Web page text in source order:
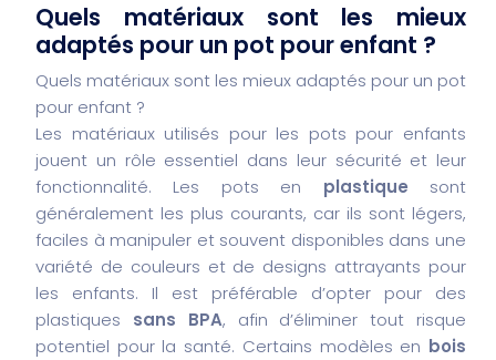
Quels matériaux sont les mieux
adaptés pour un pot pour enfant ?
Quels matériaux sont les mieux adaptés pour un pot
pour enfant ?
Les matériaux utilisés pour les pots pour enfants
jouent un rôle essentiel dans leur sécurité et leur
fonctionnalité. Les pots en plastique sont
généralement les plus courants, car ils sont légers,
faciles à manipuler et souvent disponibles dans une
variété de couleurs et de designs attrayants pour
les enfants. Il est préférable d’opter pour des
plastiques sans BPA, afin d’éliminer tout risque
potentiel pour la santé. Certains modèles en bois